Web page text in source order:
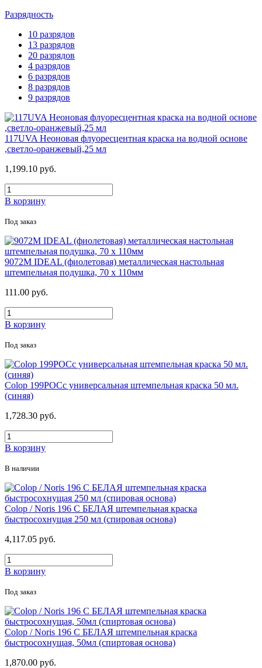
Разрядность
10 разрядов
13 разрядов
20 разрядов
4 разрядов
6 разрядов
8 разрядов
9 разрядов
117UVA Неоновая флуоресцентная краска на водной основе
,светло-оранжевый,25 мл
1,199.10 руб.
В корзину
Под заказ
9072M IDEAL (фиолетовая) металлическая настольная
штемпельная подушка, 70 х 110мм
111.00 руб.
В корзину
Под заказ
Colop 199POСс универсальная штемпельная краска 50 мл.
(синяя)
1,728.30 руб.
В корзину
В наличии
Colop / Noris 196 C БЕЛАЯ штемпельная краска
быстросохнущая 250 мл (спировая основа)
4,117.05 руб.
В корзину
Под заказ
Colop / Noris 196 C БЕЛАЯ штемпельная краска
быстросохнущая, 50мл (спиртовая основа)
1,870.00 руб.